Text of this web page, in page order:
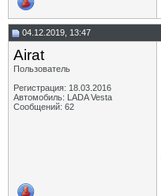
04.12.2019, 13:47
Airat
Пользователь
Регистрация: 18.03.2016
Автомобиль: LADA Vesta
Сообщений: 62